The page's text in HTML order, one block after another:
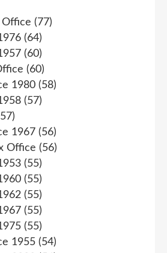
(77)
(64)
(60)
(60)
1980 (58)
(57)
1967 (56)
Office (56)
(55)
(55)
(55)
(55)
(55)
1955 (54)